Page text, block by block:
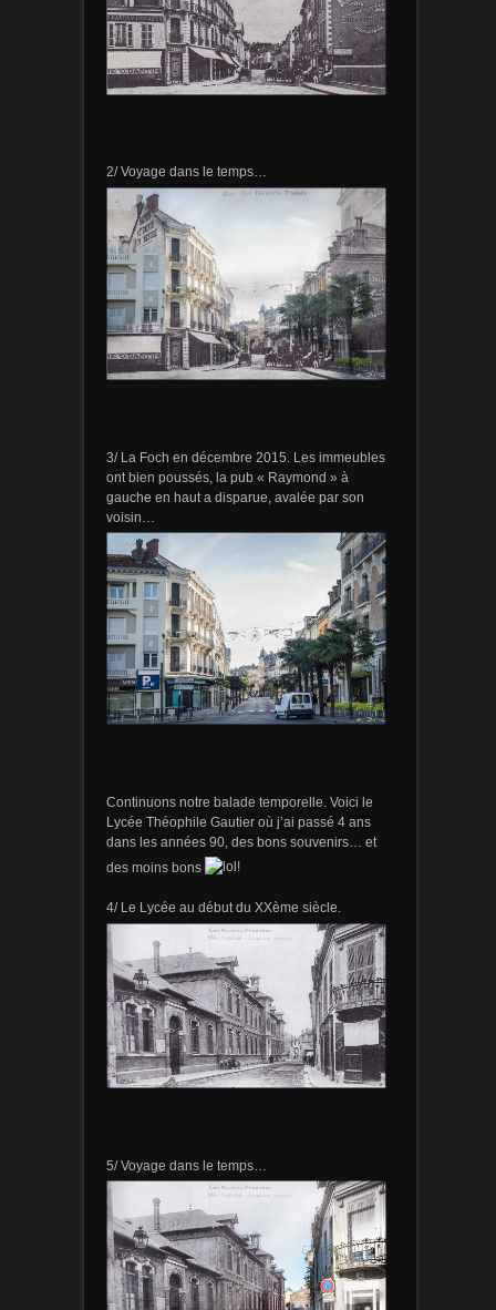
2/ Voyage dans le temps…
3/ La Foch en décembre 2015. Les immeubles
ont bien poussés, la pub « Raymond » à
gauche en haut a disparue, avalée par son
voisin…
Continuons notre balade temporelle. Voici le
Lycée Théophile Gautier où j’ai passé 4 ans
dans les années 90, des bons souvenirs… et
des moins bons
4/ Le Lycée au début du XXème siècle.
5/ Voyage dans le temps…